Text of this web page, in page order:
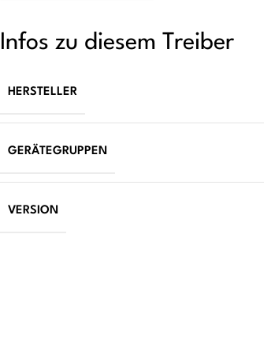
Infos zu diesem Treiber
HERSTELLER
GERÄTEGRUPPEN
VERSION